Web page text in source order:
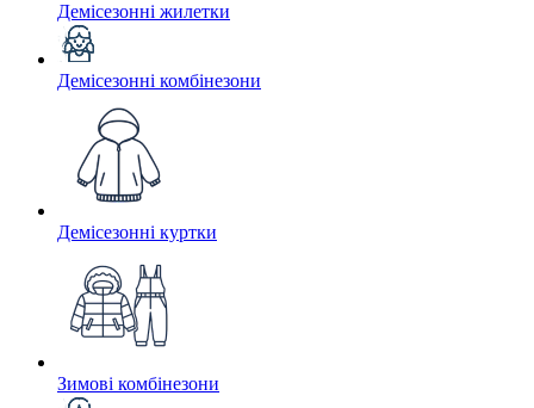
Демісезонні жилетки
Демісезонні комбінезони
Демісезонні куртки
Зимові комбінезони